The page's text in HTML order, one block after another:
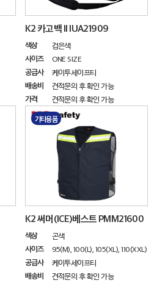
K2 카고백 II IUA21909
색상 검은색
사이즈 ONE SIZE
공급사 케이투세이프티
배송비 견적문의 후 확인 가능
가격 견적문의 후 확인 가능
기타용품
K2 써머(ICE)베스트 PMM21600
색상 곤색
사이즈 95(M), 100(L), 105(XL), 110(XXL)
공급사 케이투세이프티
배송비 견적문의 후 확인 가능